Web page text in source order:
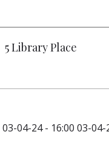
5 Library Place
03-04-24 - 16:00 03-04-